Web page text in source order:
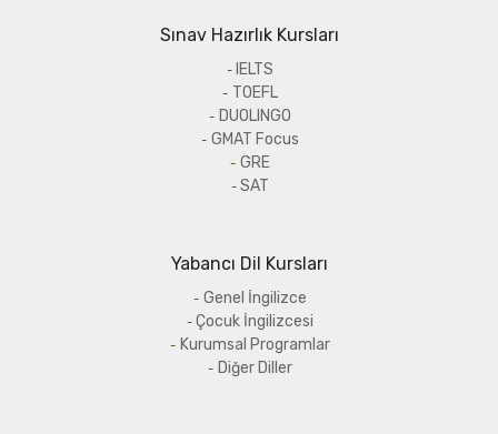
Sınav Hazırlık Kursları
IELTS
TOEFL
DUOLINGO
GMAT Focus
GRE
SAT
Yabancı Dil Kursları
Genel İngilizce
Çocuk İngilizcesi
Kurumsal Programlar
Diğer Diller